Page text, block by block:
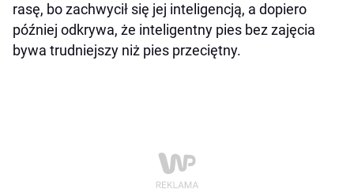
rasę, bo zachwycił się jej inteligencją, a dopiero
później odkrywa, że inteligentny pies bez zajęcia
bywa trudniejszy niż pies przeciętny.